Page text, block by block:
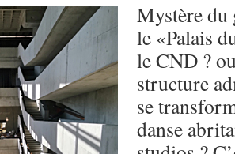
Mystère du
le «Palais
le CND ?
structure
se
danse